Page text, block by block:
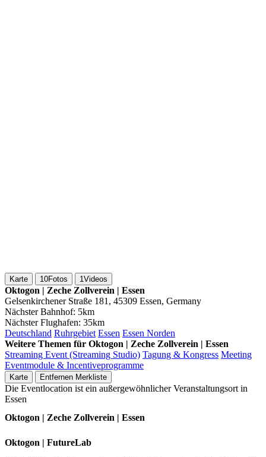
Karte 10Fotos 1Videos
Oktogon | Zeche Zollverein | Essen
Gelsenkirchener Straße 181, 45309 Essen, Germany
Nächster Bahnhof: 5km
Nächster Flughafen: 35km
Deutschland Ruhrgebiet Essen Essen Norden
Weitere Themen für Oktogon | Zeche Zollverein | Essen
Streaming Event (Streaming Studio) Tagung & Kongress Meeting
Eventmodule & Incentiveprogramme
Karte Entfernen Merkliste
Die Eventlocation ist ein außergewöhnlicher Veranstaltungsort in
Essen
Oktogon | Zeche Zollverein | Essen
Oktogon | FutureLab